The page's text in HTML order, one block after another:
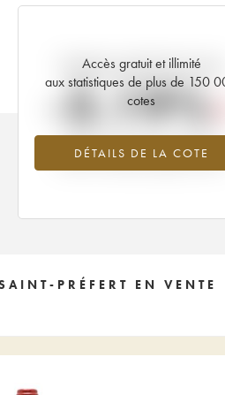
Accès gratuit et illimité
aux statistiques de plus de 150
cotes
DÉTAILS DE LA COTE
Tendance actuelle de la cote
-3.19%
Tendance à la baisse du millésime
2004 en 2026 par rapport à 2025
PRÉFERT EN VENTE